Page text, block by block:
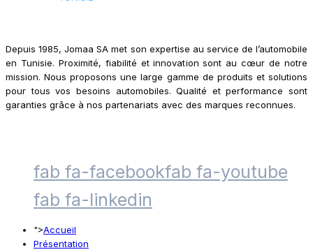
Depuis 1985, Jomaa SA met son expertise au service de l’automobile
en Tunisie. Proximité, fiabilité et innovation sont au cœur de notre
mission. Nous proposons une large gamme de produits et solutions
pour tous vos besoins automobiles. Qualité et performance sont
garanties grâce à nos partenariats avec des marques reconnues.
fab fa-facebookfab fa-youtube
fab fa-linkedin
">Accueil
Présentation